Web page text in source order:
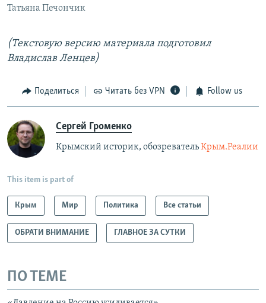
Татьяна Печончик
(Текстовую версию материала подготовил
Владислав Ленцев)
Поделиться Читать без VPN Follow us
Сергей Громенко
Крымский историк, обозревательКрым.Реалии
This item is part of
Крым Мир Политика Все статьи
ОБРАТИ ВНИМАНИЕ ГЛАВНОЕ ЗА СУТКИ
ПО ТЕМЕ